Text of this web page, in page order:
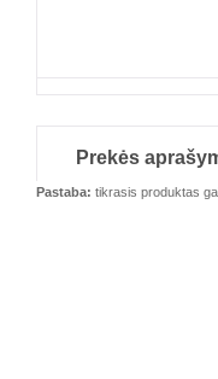
Prekės
Pastaba: tikrasis produktas